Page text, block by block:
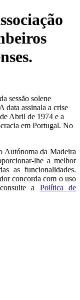
sessão solene
data assinala a crise
Abril de 1974 e a
em Portugal. No
Autónoma da Madeira
lhe a melhor
as funcionalidades.
concorda com o uso
a
Política de